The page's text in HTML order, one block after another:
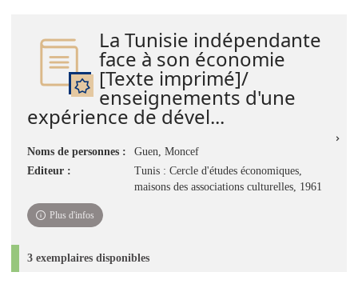
La Tunisie indépendante
face à son économie
[Texte imprimé]/
enseignements d'une
expérience de dével...
Noms de personnes :
Guen, Moncef
Editeur :
Tunis : Cercle d'études économiques,
maisons des associations culturelles, 1961
Plus d'infos
3 exemplaires disponibles